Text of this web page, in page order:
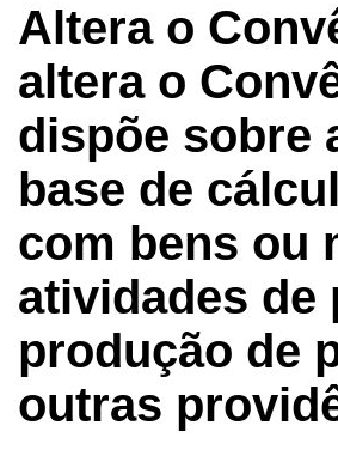
Altera o
altera o
dispõe sobre
base de
com bens ou
atividades de
produção de
outras